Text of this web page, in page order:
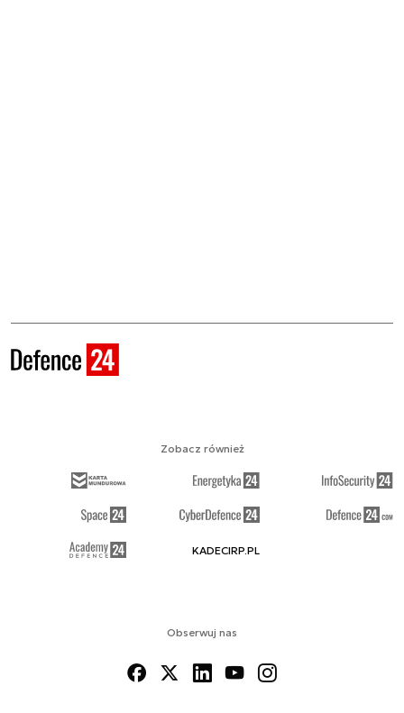
Obserwuj nas
Zobacz również
KADECIRP.PL